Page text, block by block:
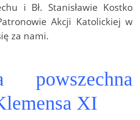
i Bł. Stanisławie Kostko
Akcji Katolickiej w
za nami.
powszechna
XI